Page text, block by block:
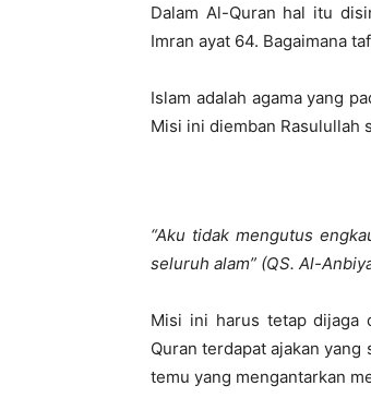
Dalam Al-Quran hal itu
Imran ayat 64. Bagaimana
Islam adalah agama yang
Misi ini diemban Rasulullah
“Aku tidak mengutus
seluruh alam” (QS. Al-
Misi ini harus tetap dijaga
Quran terdapat ajakan
temu yang mengantarkan